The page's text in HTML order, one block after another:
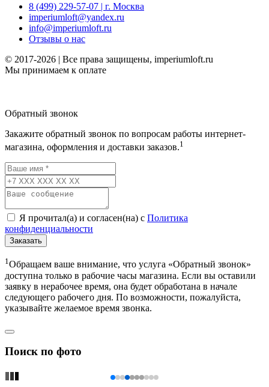
8 (499) 229-57-07 | г. Москва
imperiumloft@yandex.ru
info@imperiumloft.ru
Отзывы о нас
© 2017-2026 | Все права защищены, imperiumloft.ru
Мы принимаем к оплате
Обратный звонок
Закажите обратный звонок по вопросам работы интернет-
магазина, оформления и доставки заказов.1
Я прочитал(а) и согласен(на) с Политика
конфиденциальности
Заказать
1Обращаем ваше внимание, что услуга «Обратный звонок»
доступна только в рабочие часы магазина. Если вы оставили
заявку в нерабочее время, она будет обработана в начале
следующего рабочего дня. По возможности, пожалуйста,
указывайте желаемое время звонка.
Поиск по фото